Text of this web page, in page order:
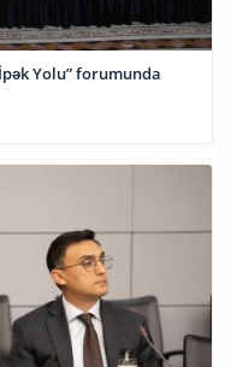
Yolu” forumunda